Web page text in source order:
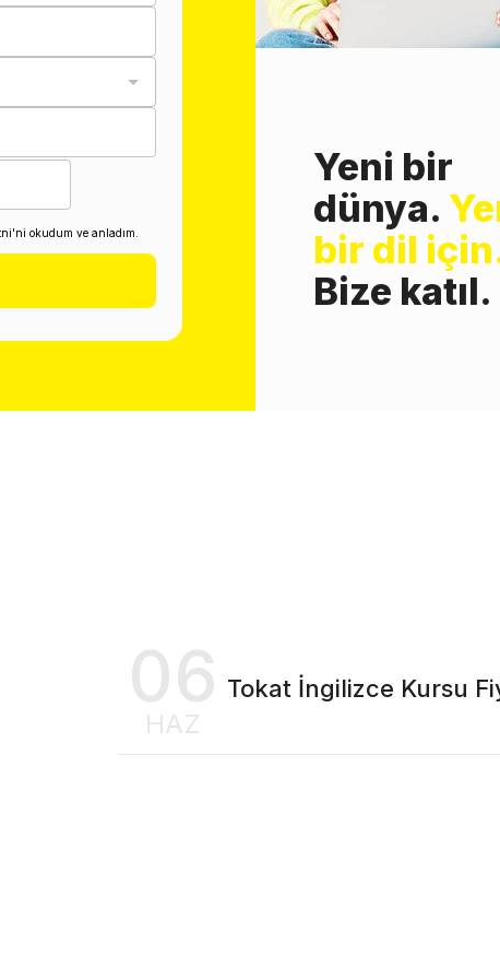
okudum ve anladım.
Yeni bir
dünya.
bir dil
Bize katıl.
06
HAZ
Tokat İngilizce Kursu